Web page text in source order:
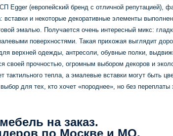
Egger (европейский бренд с отличной
и некоторые декоративные элементы
эмалью. Получается очень интересный микс:
поверхностями. Такая прихожая выглядит
верхней одежды, антресоли, обувные полки,
своей прочностью, огромным выбором декоров и
тактильного тепла, а эмалевые вставки могут быть
для тех, кто хочет «породнее», но без переплаты
на заказ.